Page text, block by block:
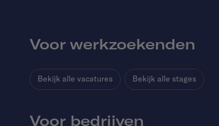
Voor werkzoekenden
Bekijk alle vacatures Bekijk alle stages
Voor bedrijven